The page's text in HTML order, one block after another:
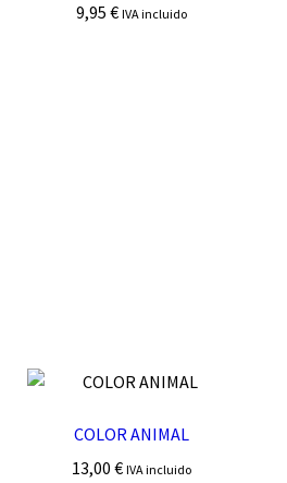
9,95€ IVA incluido
COLOR ANIMAL
13,00€ IVA incluido